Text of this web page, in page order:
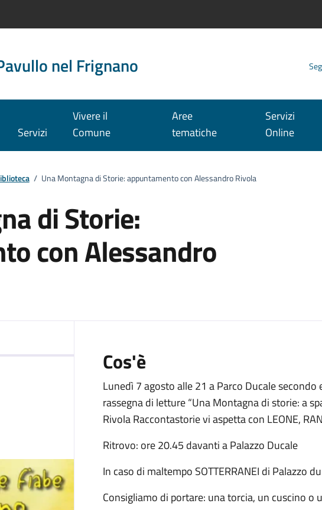
nel Frignano
Servizi
Vivere il
Comune
Aree
tematiche
Servizi
Online
/ Una Montagna di Storie: appuntamento con Alessandro Rivola
di Storie:
con Alessandro
Cos'è
Lunedì 7 agosto alle 21 a Parco Ducale
rassegna di letture “Una Montagna di storie: a
Rivola Raccontastorie vi aspetta con LEONE,
Ritrovo: ore 20.45 davanti a Palazzo Ducale
In caso di maltempo SOTTERRANEI di Palazzo
Consigliamo di portare: una torcia, un cuscino o